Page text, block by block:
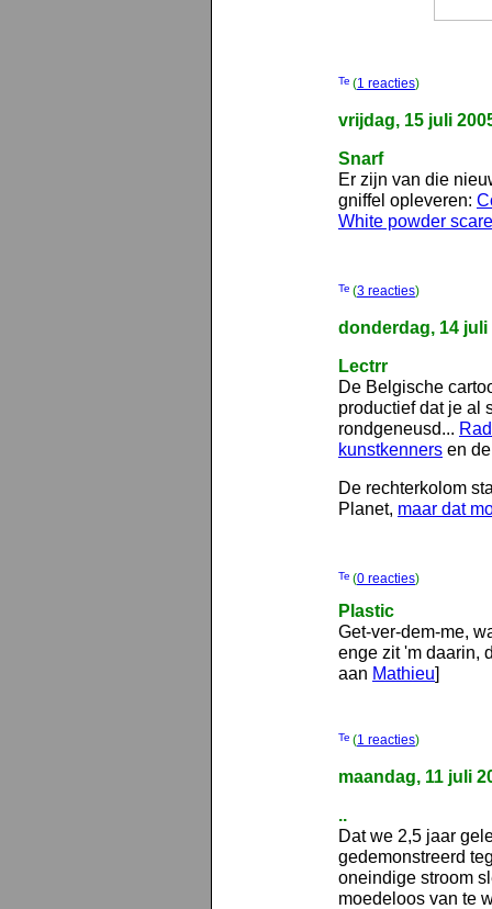
(1 reacties)
vrijdag, 15 juli
Snarf
Er zijn van die
gniffel opleveren:
White powder
(3 reacties)
donderdag, 14 juli
Lectrr
De Belgische
productief dat je al
rondgeneusd...
kunstkenners en
De rechterkolom
Planet, maar dat
(0 reacties)
Plastic
Get-ver-dem-me,
enge zit 'm daarin,
aan Mathieu]
(1 reacties)
maandag, 11 juli
..
Dat we 2,5 jaar
gedemonstreerd
oneindige stroom
moedeloos van te